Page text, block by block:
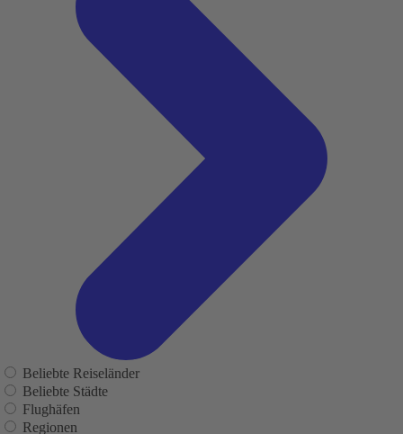
Beliebte Reiseländer
Beliebte Städte
Flughäfen
Regionen